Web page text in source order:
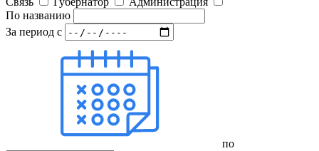
По названию
За период с
по